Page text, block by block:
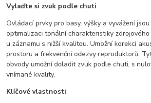
Vylaďte si zvuk podle chuti
Ovládací prvky pro basy, výšky a vyvážení
optimalizaci tonální charakteristiky
u záznamu s nižší kvalitou. Umožní korekci
prostoru a frekvenční odezvy reproduktorů.
obvody umožní doladit zvuk podle chuti, s
vnímané kvality.
Klíčové vlastnosti